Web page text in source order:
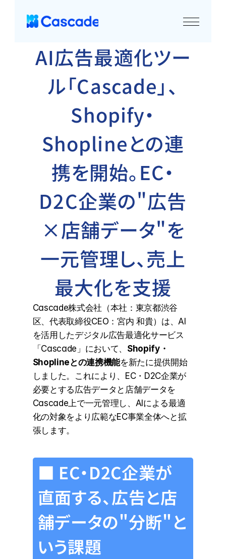
AI広告最適化ツー
ル「Cascade」、
Shopify・
Shoplineとの連
携を開始。EC・
D2C企業の"広告
×店舗データ"を
一元管理し、売上
最大化を支援
Cascade株式会社（本社：東京都渋谷
区、代表取締役CEO：宮内 和貴）は、AI
を活用したデジタル広告最適化サービス
「Cascade」において、 Shopify・
Shoplineとの連携機能を新たに提供開始
しました。これにより、EC・D2C企業が
必要とする広告データと店舗データを
Cascade上で一元管理し、AIによる最適
化の対象をより広範なEC事業全体へと拡
張します。
■ EC・D2C企業が
直面する、広告と店
舗データの"分断"と
いう課題